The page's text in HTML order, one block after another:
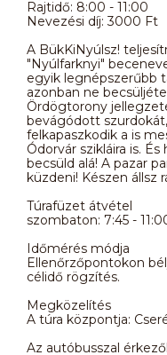
Rajtidő: 8:00 - 11:00
Nevezési díj: 3000 Ft
A BükKiNyúlsz!
"Nyúlfarknyi"
egyik legnépszerűbb
azonban ne
Ördögtorony
bevágódott
felkapaszkodik a is
Ódorvár szikláira is.
becsüld alá! A pazar
küzdeni! Készen állsz
Túrafüzet átvétel
szombaton: 7:45 -
Időmérés módja
Ellenőrzőpontokon
célidő rögzítés.
Megközelítés
A túra központja:
Az autóbusszal